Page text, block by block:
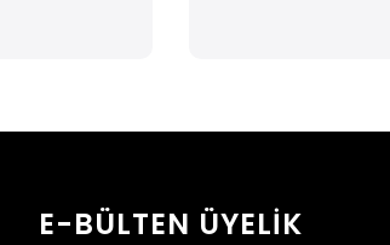
E-BÜLTEN ÜYELİK